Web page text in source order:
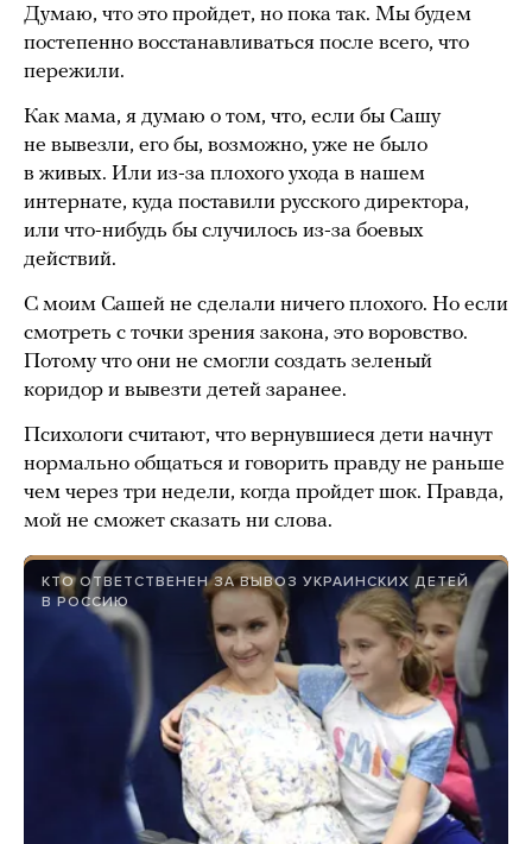
Думаю, что это пройдет, но пока так. Мы будем
постепенно восстанавливаться после всего, что
пережили.
Как мама, я думаю о том, что, если бы Сашу
не вывезли, его бы, возможно, уже не было
в живых. Или из-за плохого ухода в нашем
интернате, куда поставили русского директора,
или что-нибудь бы случилось из-за боевых
действий.
С моим Сашей не сделали ничего плохого. Но если
смотреть с точки зрения закона, это воровство.
Потому что они не смогли создать зеленый
коридор и вывезти детей заранее.
Психологи считают, что вернувшиеся дети начнут
нормально общаться и говорить правду не раньше
чем через три недели, когда пройдет шок. Правда,
мой не сможет сказать ни слова.
КТО ОТВЕТСТВЕНЕН ЗА ВЫВОЗ УКРАИНСКИХ ДЕТЕЙ
В РОССИЮ